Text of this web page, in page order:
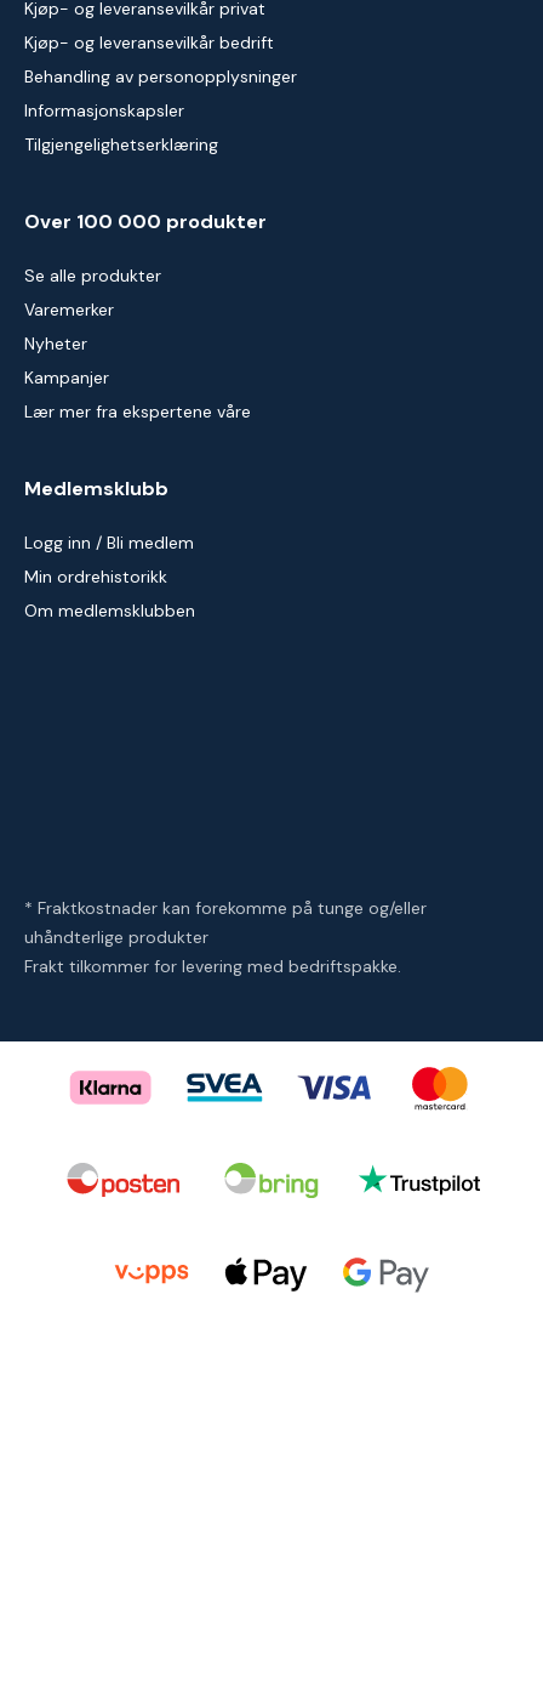
Kjøp- og leveransevilkår privat
Kjøp- og leveransevilkår bedrift
Behandling av personopplysninger
Informasjonskapsler
Tilgjengelighetserklæring
Over 100 000 produkter
Se alle produkter
Varemerker
Nyheter
Kampanjer
Lær mer fra ekspertene våre
Medlemsklubb
Logg inn / Bli medlem
Min ordrehistorikk
Om medlemsklubben
* Fraktkostnader kan forekomme på tunge og/eller
uhåndterlige produkter
Frakt tilkommer for levering med bedriftspakke.